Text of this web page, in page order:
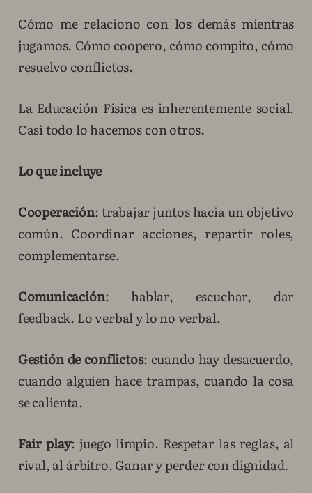
Cómo me relaciono con los demás mientras
jugamos. Cómo coopero, cómo compito, cómo
resuelvo conflictos.
La Educación Física es inherentemente social.
Casi todo lo hacemos con otros.
Lo que incluye
Cooperación: trabajar juntos hacia un objetivo
común. Coordinar acciones, repartir roles,
complementarse.
Comunicación: hablar, escuchar, dar
feedback. Lo verbal y lo no verbal.
Gestión de conflictos: cuando hay desacuerdo,
cuando alguien hace trampas, cuando la cosa
se calienta.
Fair play: juego limpio. Respetar las reglas, al
rival, al árbitro. Ganar y perder con dignidad.